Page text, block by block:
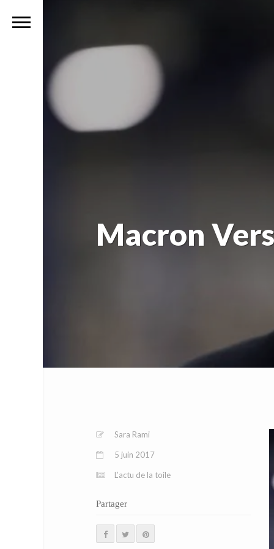
Macron
Sara Rami
5 juin 2017
L’actu de la toile
Partager